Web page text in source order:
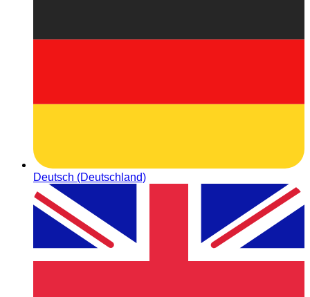
Deutsch (Deutschland)